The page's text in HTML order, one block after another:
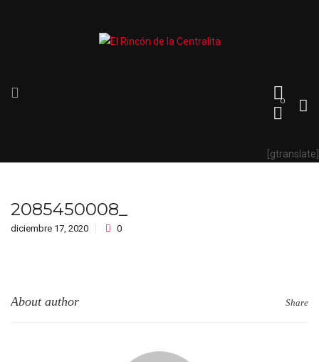
0
[gtranslate]
2085450008_
diciembre 17, 2020 0
About author Share